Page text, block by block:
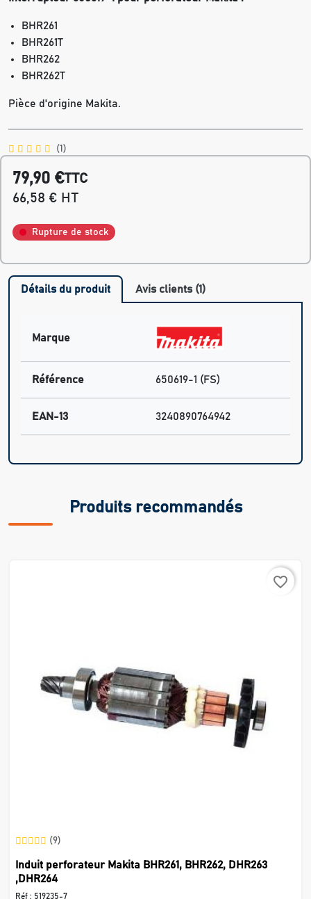
BHR261
BHR261T
BHR262
BHR262T
Pièce d'origine Makita.
(1)
79,90 €TTC
66,58 € HT
Rupture de stock
Détails du produit Avis clients (1)
Marque
Référence 650619-1 (FS)
EAN-13 3240890764942
Produits recommandés
favorite_border
(9)
Induit perforateur Makita BHR261, BHR262, DHR263
,DHR264
Réf : 519235-7